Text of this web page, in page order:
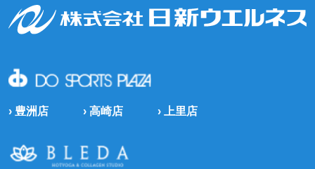
› 豊洲店 › 高崎店 › 上里店